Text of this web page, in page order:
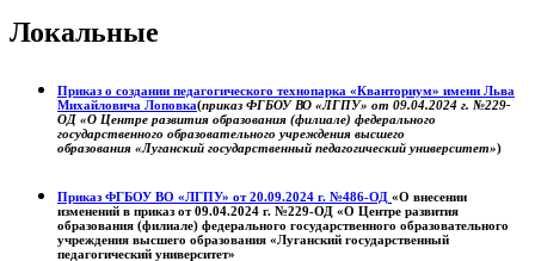
Локальные
Приказ о создании педагогического технопарка «Кванториум» имени Льва
Михайловича Лоповка(приказ ФГБОУ ВО «ЛГПУ» от 09.04.2024 г. №229-
ОД «О Центре развития образования (филиале) федерального
государственного образовательного учреждения высшего
образования «Луганский государственный педагогический университет»)
Приказ ФГБОУ ВО «ЛГПУ» от 20.09.2024 г. №486-ОД «О внесении
изменений в приказ от 09.04.2024 г. №229-ОД «О Центре развития
образования (филиале) федерального государственного образовательного
учреждения высшего образования «Луганский государственный
педагогический университет»